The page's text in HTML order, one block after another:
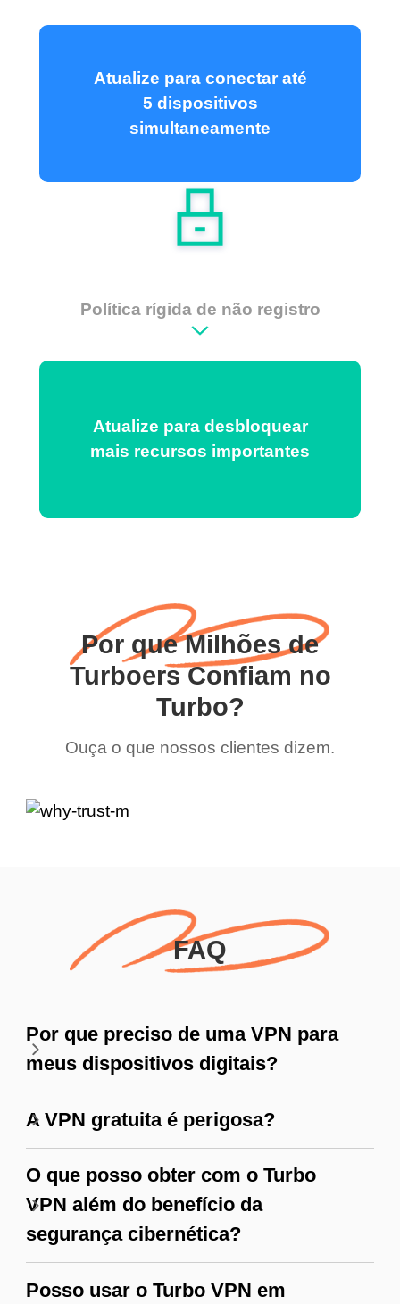
Atualize para conectar até
5 dispositivos
simultaneamente
Política rígida de não registro
Atualize para desbloquear
mais recursos importantes
Por que Milhões de
Turboers Confiam no
Turbo?
Ouça o que nossos clientes dizem.
FAQ
Por que preciso de uma VPN para
meus dispositivos digitais?
A VPN gratuita é perigosa?
O que posso obter com o Turbo
VPN além do benefício da
segurança cibernética?
Posso usar o Turbo VPN em